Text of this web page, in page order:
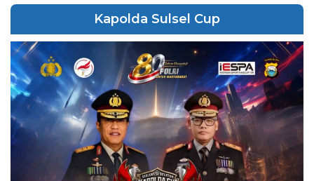
Kapolda Sulsel Cup